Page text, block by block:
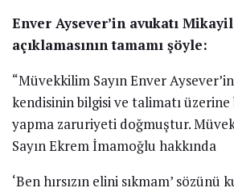
Enver Aysever’in avukatı
açıklamasının tamamı şöyle:
“Müvekkilim Sayın Enver
kendisinin bilgisi ve talimatı üzerine
yapma zaruriyeti doğmuştur.
Sayın Ekrem İmamoğlu hakkında
‘Ben hırsızın elini sıkmam’ sözünü